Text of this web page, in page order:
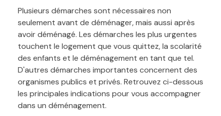
Plusieurs démarches sont nécessaires non
seulement avant de déménager, mais aussi après
avoir déménagé. Les démarches les plus urgentes
touchent le logement que vous quittez, la scolarité
des enfants et le déménagement en tant que tel.
D'autres démarches importantes concernent des
organismes publics et privés. Retrouvez ci-dessous
les principales indications pour vous accompagner
dans un déménagement.